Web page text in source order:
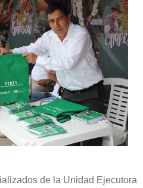
de la Unidad Ejecutora